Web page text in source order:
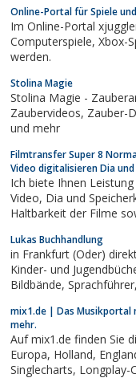
Online-Portal für Spiele
Im Online-Portal xjuggler.de können DVDs und Blu-rays sowie
Computerspiele, Xbox-Spiele und PS3 Spiele verkauft und gekauft
werden.
Stolina Magie
Stolina Magie - Zauberartikel, Zaubertricks,
Zaubervideos, Zauber-DVDs, Zauberzubehör, Zauber-Seminare
und mehr
Filmtransfer Super 8
Video digitalisieren Dia
Ich biete Ihnen
Video, Dia und Speicherkarten auf DVD überspielen zur besseren
Haltbarkeit der Filme
Feste u.v.m auf DVD.Schmalfilm
Film und...
Lukas Buchhandlung
in Frankfurt (Oder)
Kinder- und Jugendbücher, Lernhilfen, Schulbücher,
Bildbände, Sprachführer, Wörterbücher, Christliche Literatur,
mix1.de | Das Musikportal
mehr.
Auf mix1.de finden Sie
Europa, Holland, England, Italien, Spanien und den USA,
Singlecharts,